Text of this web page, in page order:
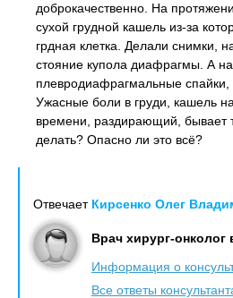
доброкачественно. На
сухой грудной кашель из-за
грдная клетка. Делали снимки,
стояние купола диафрагмы. А
плевродиафрагмальные спайки,
Ужасные боли в груди, кашель
времени, раздирающий, бывает
делать? Опасно ли это всё?
Отвечает Кирсенко Олег
Врач хирург-
Информация о
Все ответы